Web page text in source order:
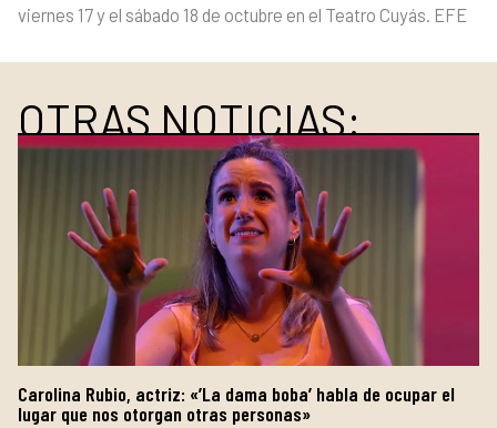
viernes 17 y el sábado 18 de octubre en el Teatro Cuyás. EFE
OTRAS NOTICIAS:
Carolina Rubio, actriz: «’La dama boba’ habla de ocupar el
lugar que nos otorgan otras personas»